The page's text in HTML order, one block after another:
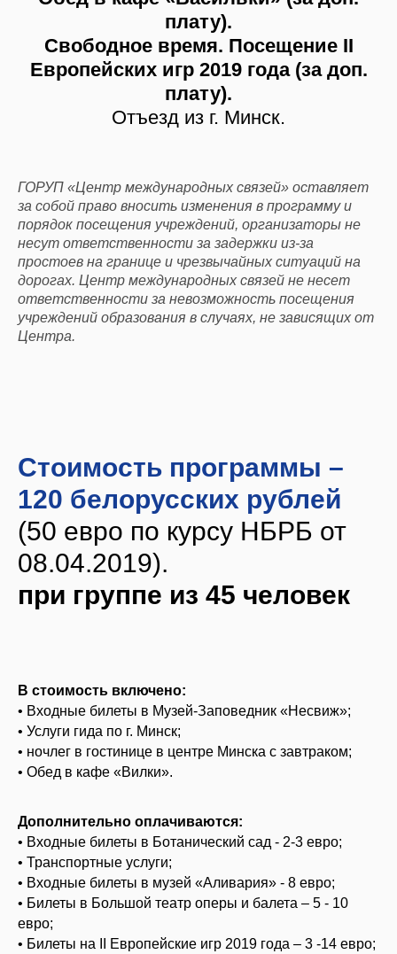
плату).
Свободное время. Посещение II
Европейских игр 2019 года (за доп.
плату).
Отъезд из г. Минск.
ГОРУП «Центр международных связей» оставляет
за собой право вносить изменения в программу и
порядок посещения учреждений, организаторы не
несут ответственности за задержки из-за
простоев на границе и чрезвычайных ситуаций на
дорогах. Центр международных связей не несет
ответственности за невозможность посещения
учреждений образования в случаях, не зависящих от
Центра.
Стоимость программы –
120 белорусских рублей
(50 евро по курсу НБРБ от
08.04.2019).
при группе из 45 человек
В стоимость включено:
• Входные билеты в Музей-Заповедник «Несвиж»;
• Услуги гида по г. Минск;
• ночлег в гостинице в центре Минска с завтраком;
• Обед в кафе «Вилки».
Дополнительно оплачиваются:
• Входные билеты в Ботанический сад - 2-3 евро;
• Транспортные услуги;
• Входные билеты в музей «Аливария» - 8 евро;
• Билеты в Большой театр оперы и балета – 5 - 10
евро;
• Билеты на II Европейские игр 2019 года – 3 -14 евро;